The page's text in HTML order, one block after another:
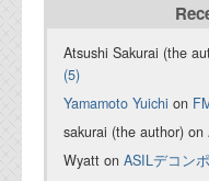
Atsushi Sakurai (the
(5)
Yamamoto Yuichi on
sakurai (the author) on
Wyatt on ASILデコン